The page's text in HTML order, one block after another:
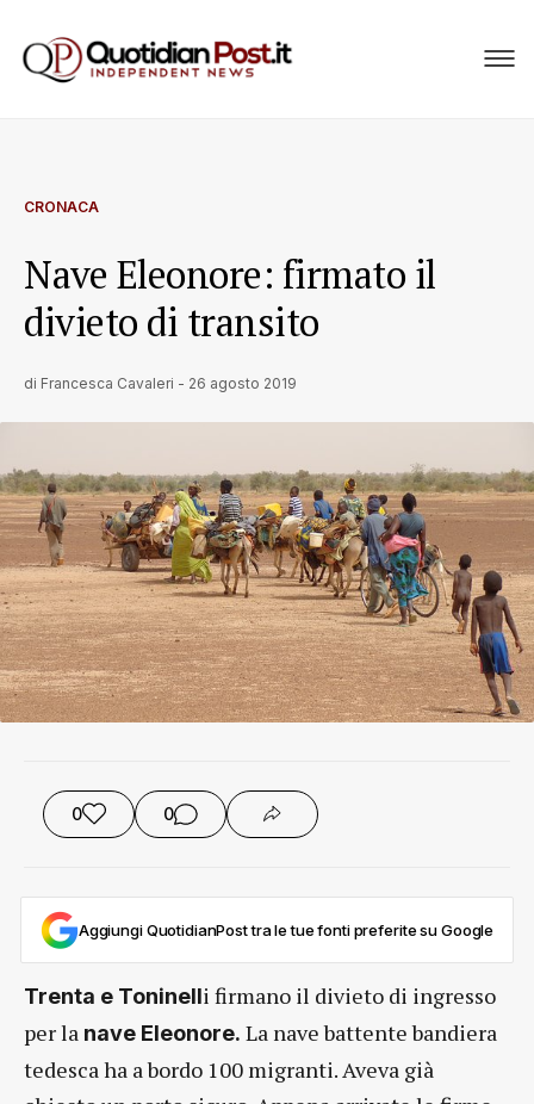
CRONACA
Nave Eleonore: firmato il
divieto di transito
di Francesca Cavaleri - 26 agosto 2019
0 0
Aggiungi QuotidianPost tra le tue fonti preferite su Google
Trenta e Toninelli firmano il divieto di ingresso
per la nave Eleonore. La nave battente bandiera
tedesca ha a bordo 100 migranti. Aveva già